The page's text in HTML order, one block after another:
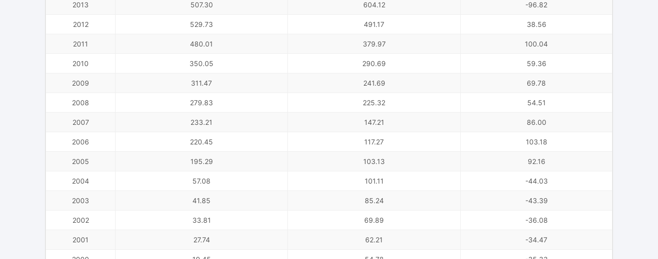
2013 507.30 604.12 -96.82
2012 529.73 491.17 38.56
2011 480.01 379.97 100.04
2010 350.05 290.69 59.36
2009 311.47 241.69 69.78
2008 279.83 225.32 54.51
2007 233.21 147.21 86.00
2006 220.45 117.27 103.18
2005 195.29 103.13 92.16
2004 57.08 101.11 -44.03
2003 41.85 85.24 -43.39
2002 33.81 69.89 -36.08
2001 27.74 62.21 -34.47